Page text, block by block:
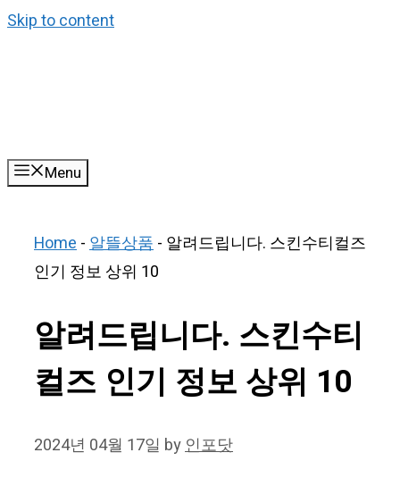
Skip to content
Menu
Home-알뜰상품- 알려드립니다. 스킨수티컬즈
인기 정보 상위 10
알려드립니다. 스킨수티
컬즈 인기 정보 상위 10
2024년 04월 17일 by인포닷